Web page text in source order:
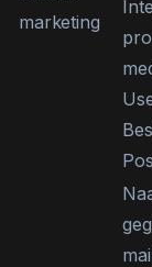
marketing